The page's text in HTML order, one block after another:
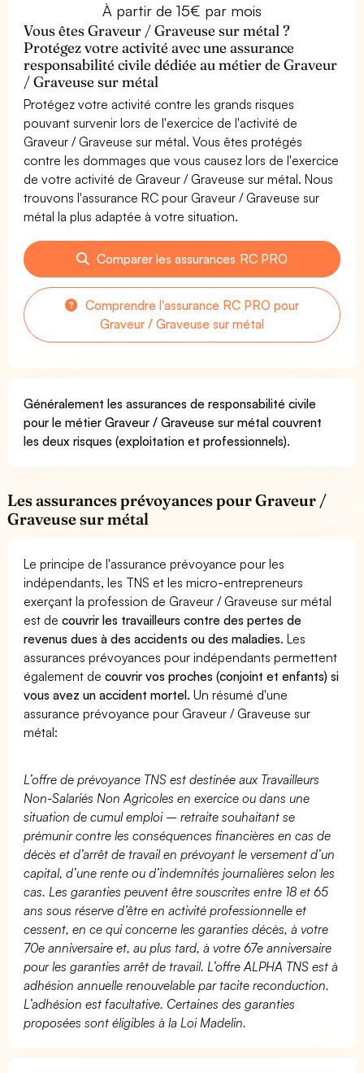
À partir de 15€ par mois
Vous êtes Graveur / Graveuse sur métal ?
Protégez votre activité avec une assurance
responsabilité civile dédiée au métier de Graveur
/ Graveuse sur métal
Protégez votre activité contre les grands risques
pouvant survenir lors de l'exercice de l'activité de
Graveur / Graveuse sur métal. Vous êtes protégés
contre les dommages que vous causez lors de l'exercice
de votre activité de Graveur / Graveuse sur métal. Nous
trouvons l'assurance RC pour Graveur / Graveuse sur
métal la plus adaptée à votre situation.
Comparer les assurances RC PRO
Comprendre l'assurance RC PRO pour
Graveur / Graveuse sur métal
Généralement les assurances de responsabilité civile
pour le métier Graveur / Graveuse sur métal couvrent
les deux risques (exploitation et professionnels).
Les assurances prévoyances pour Graveur /
Graveuse sur métal
Le principe de l'assurance prévoyance pour les
indépendants, les TNS et les micro-entrepreneurs
exerçant la profession de Graveur / Graveuse sur métal
est decouvrir les travailleurs contre des pertes de
revenus dues à des accidents ou des maladies. Les
assurances prévoyances pour indépendants permettent
également decouvrir vos proches (conjoint et enfants) si
vous avez un accident mortel. Un résumé d'une
assurance prévoyance pour Graveur / Graveuse sur
métal:
L’offre de prévoyance TNS est destinée aux Travailleurs
Non-Salariés Non Agricoles en exercice ou dans une
situation de cumul emploi – retraite souhaitant se
prémunir contre les conséquences financières en cas de
décès et d’arrêt de travail en prévoyant le versement d’un
capital, d’une rente ou d’indemnités journalières selon les
cas. Les garanties peuvent être souscrites entre 18 et 65
ans sous réserve d’être en activité professionnelle et
cessent, en ce qui concerne les garanties décès, à votre
70e anniversaire et, au plus tard, à votre 67e anniversaire
pour les garanties arrêt de travail. L’offre ALPHA TNS est à
adhésion annuelle renouvelable par tacite reconduction.
L’adhésion est facultative. Certaines des garanties
proposées sont éligibles à la Loi Madelin.